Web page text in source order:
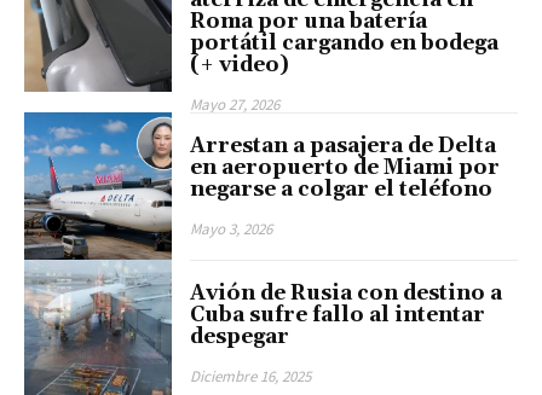
Roma por una batería
portátil cargando en bodega
(+ video)
Mayo 27, 2026
Arrestan a pasajera de Delta
en aeropuerto de Miami por
negarse a colgar el teléfono
Mayo 3, 2026
Avión de Rusia con destino a
Cuba sufre fallo al intentar
despegar
Diciembre 16, 2025